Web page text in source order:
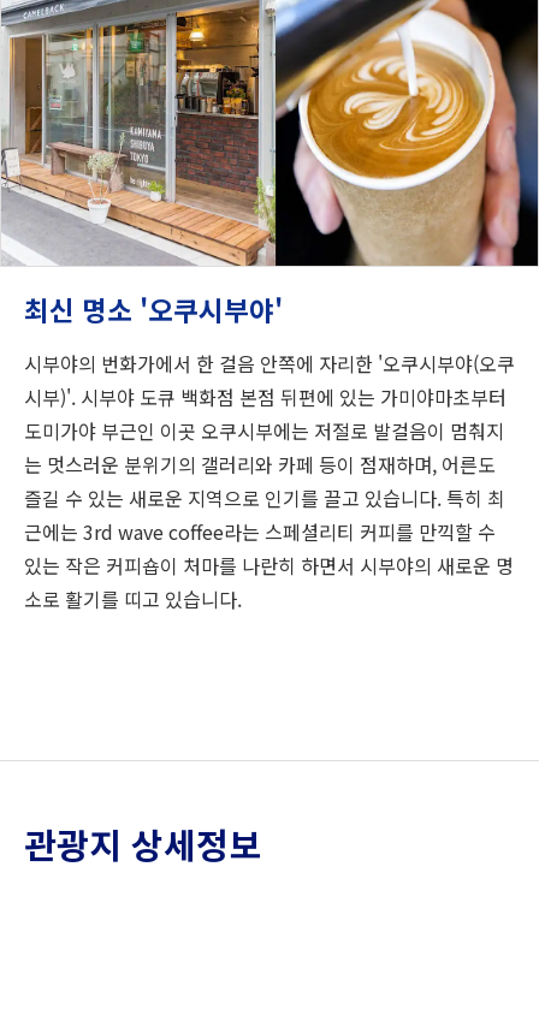
최신 명소 '오쿠시부야'
시부야의 번화가에서 한 걸음 안쪽에 자리한 '오쿠시부야(오쿠
시부)'. 시부야 도큐 백화점 본점 뒤편에 있는 가미야마초부터
도미가야 부근인 이곳 오쿠시부에는 저절로 발걸음이 멈춰지
는 멋스러운 분위기의 갤러리와 카페 등이 점재하며, 어른도
즐길 수 있는 새로운 지역으로 인기를 끌고 있습니다. 특히 최
근에는 3rd wave coffee라는 스페셜리티 커피를 만끽할 수
있는 작은 커피숍이 처마를 나란히 하면서 시부야의 새로운 명
소로 활기를 띠고 있습니다.
관광지 상세정보